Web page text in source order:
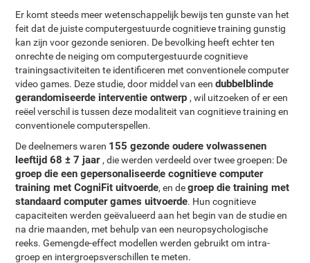
Er komt steeds meer wetenschappelijk bewijs ten gunste van het
feit dat de juiste computergestuurde cognitieve training gunstig
kan zijn voor gezonde senioren. De bevolking heeft echter ten
onrechte de neiging om computergestuurde cognitieve
trainingsactiviteiten te identificeren met conventionele computer
video games. Deze studie, door middel van eendubbelblinde
gerandomiseerde interventie ontwerp, wil uitzoeken of er een
reëel verschil is tussen deze modaliteit van cognitieve training en
conventionele computerspellen.
De deelnemers waren 155 gezonde oudere volwassenen
leeftijd 68 ± 7 jaar, die werden verdeeld over twee groepen: De
groep die een gepersonaliseerde cognitieve computer
training met CogniFit uitvoerde, en degroep die training met
standaard computer games uitvoerde. Hun cognitieve
capaciteiten werden geëvalueerd aan het begin van de studie en
na drie maanden, met behulp van een neuropsychologische
reeks. Gemengde-effect modellen werden gebruikt om intra-
groep en intergroepsverschillen te meten.